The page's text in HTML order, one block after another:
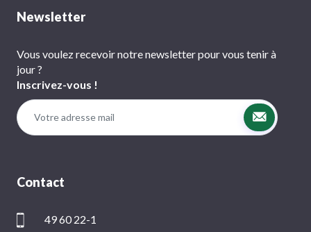
Newsletter
Vous voulez recevoir notre newsletter pour vous tenir à
jour ?
Inscrivez-vous !
Contact
49 60 22-1